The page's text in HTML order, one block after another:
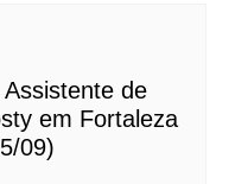
de
em Fortaleza
09)